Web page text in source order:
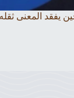
يفقد المعنى